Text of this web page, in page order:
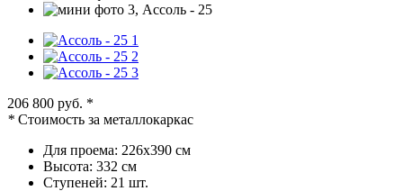
206 800 руб. *
* Стоимость за металлокаркас
Для проема: 226х390 см
Высота: 332 см
Ступеней: 21 шт.